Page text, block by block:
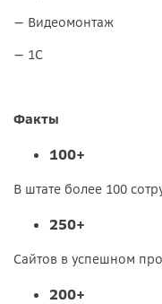
— Видеомонтаж
— 1С
Факты
100+
В штате более 100
250+
Сайтов в успешном
200+